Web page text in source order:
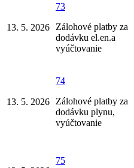
13. 5. 2026
73
Zálohové platby za
dodávku el.en.a
vyúčtovanie
13. 5. 2026
74
Zálohové platby za
dodávku plynu,
vyúčtovanie
75